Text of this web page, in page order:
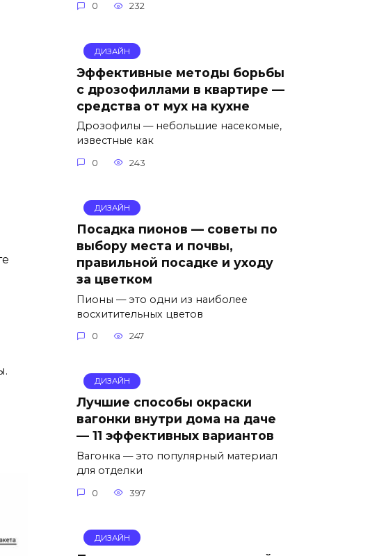
0 232
ДИЗАЙН
Эффективные методы борьбы
с дрозофиллами в квартире —
средства от мух на кухне
Дрозофилы — небольшие насекомые,
известные как
0 243
ДИЗАЙН
Посадка пионов — советы по
выбору места и почвы,
правильной посадке и уходу
за цветком
Пионы — это одни из наиболее
восхитительных цветов
0 247
ДИЗАЙН
Лучшие способы окраски
вагонки внутри дома на даче
— 11 эффективных вариантов
Вагонка — это популярный материал
для отделки
0 397
ДИЗАЙН